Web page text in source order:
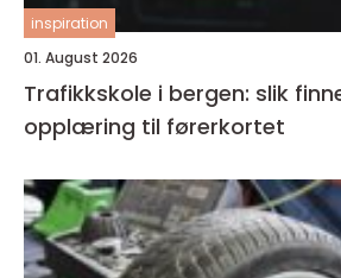
inspiration
01. August 2026
Trafikkskole i bergen: slik
opplæring til førerkortet